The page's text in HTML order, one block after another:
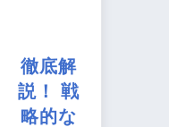
徹底解
説！ 戦
略的な